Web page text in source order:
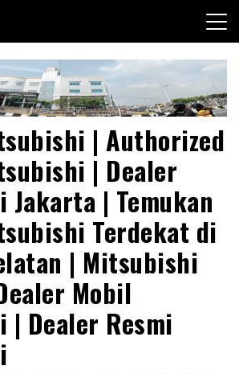
| Authorized
| Dealer
| Temukan
Terdekat di
| Mitsubishi
Mobil
Dealer Resmi